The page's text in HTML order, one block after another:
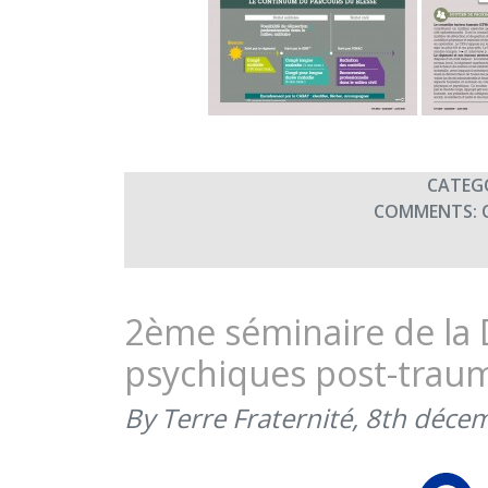
COMMENTS:
2ème séminaire de la
psychiques post-
By Terre Fraternité, 8th